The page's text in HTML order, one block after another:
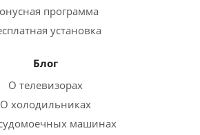
программа
установка
Блог
О телевизорах
О холодильниках
машинах